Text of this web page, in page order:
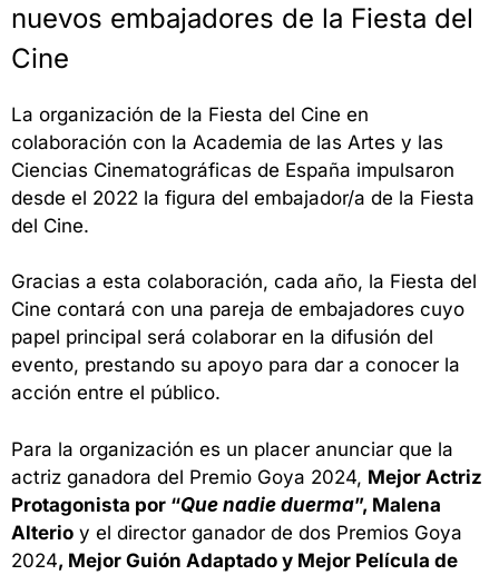
nuevos embajadores de la Fiesta del
Cine
La organización de la Fiesta del Cine en
colaboración con la Academia de las Artes y las
Ciencias Cinematográficas de España impulsaron
desde el 2022 la figura del embajador/a de la Fiesta
del Cine.
Gracias a esta colaboración, cada año, la Fiesta del
Cine contará con una pareja de embajadores cuyo
papel principal será colaborar en la difusión del
evento, prestando su apoyo para dar a conocer la
acción entre el público.
Para la organización es un placer anunciar que la
actriz ganadora del Premio Goya 2024, Mejor Actriz
Protagonista por “Que nadie duerma”, Malena
Alterio y el director ganador de dos Premios Goya
2024, Mejor Guión Adaptado y Mejor Película de